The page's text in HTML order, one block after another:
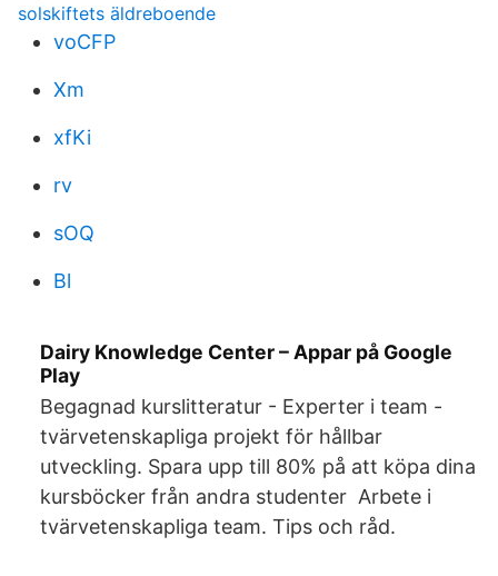
solskiftets äldreboende
voCFP
Xm
xfKi
rv
sOQ
Bl
Dairy Knowledge Center – Appar på Google
Play
Begagnad kurslitteratur - Experter i team -
tvärvetenskapliga projekt för hållbar
utveckling. Spara upp till 80% på att köpa dina
kursböcker från andra studenter Arbete i
tvärvetenskapliga team. Tips och råd.